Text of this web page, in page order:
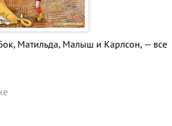
Матильда, Малыш и Карлсон, — все